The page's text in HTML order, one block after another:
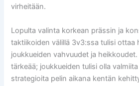
virheitään.
Lopulta valinta korkean prässin ja
taktiikoiden välillä 3v3:ssa tulisi ottaa
joukkueiden vahvuudet ja
tärkeää; joukkueiden tulisi olla
strategioita pelin aikana kentän